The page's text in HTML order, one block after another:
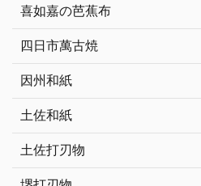
喜如嘉の芭蕉布
四日市萬古焼
因州和紙
土佐和紙
土佐打刃物